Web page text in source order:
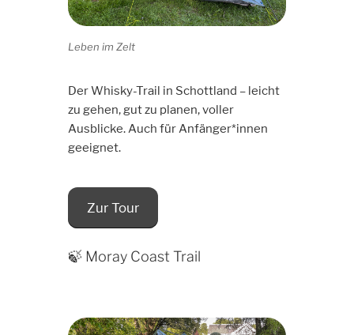
Leben im Zelt
Der Whisky-Trail in Schottland – leicht
zu gehen, gut zu planen, voller
Ausblicke. Auch für Anfänger*innen
geeignet.
Zur Tour
🍃 Moray Coast Trail